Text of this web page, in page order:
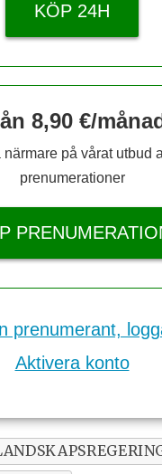
KÖP 24H
8,90 €/
närmare på vårat utbud
prenumerationer
prenumerant,
Aktivera konto